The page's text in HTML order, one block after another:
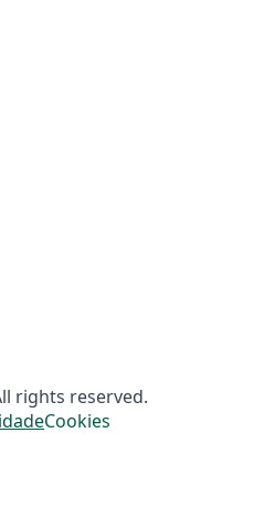
rights reserved.
Cookies